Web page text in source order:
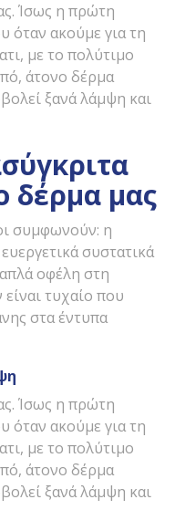
Ίσως η πρώτη
όταν ακούμε για τη
με το πολύτιμο
άτονο δέρμα
ξανά λάμψη και
δέρμα μας
συμφωνούν: η
συστατικά
οφέλη στη
τυχαίο που
στα έντυπα
Ίσως η πρώτη
όταν ακούμε για τη
με το πολύτιμο
άτονο δέρμα
ξανά λάμψη και